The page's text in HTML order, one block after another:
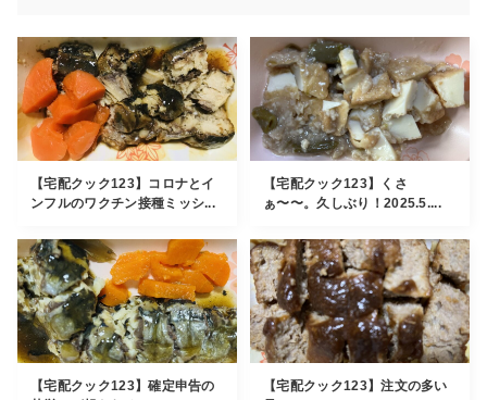
【宅配クック123】コロナとイ
ンフルのワクチン接種ミッシ...
【宅配クック123】くさ
ぁ〜〜。久しぶり！2025.5....
【宅配クック123】確定申告の
【宅配クック123】注文の多い